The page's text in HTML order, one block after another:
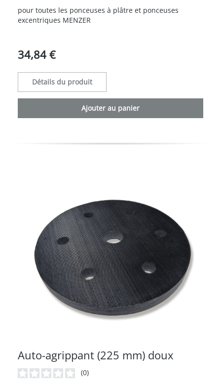
pour toutes les ponceuses à plâtre et ponceuses
excentriques MENZER
34,84 €
Détails du produit
Ajouter au panier
Auto-agrippant (225 mm) doux
(0)